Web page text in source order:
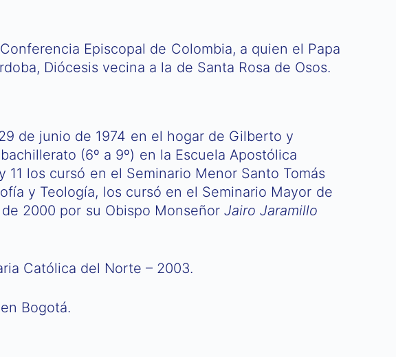
Episcopal de Colombia, a quien el Papa
Diócesis vecina a la de Santa Rosa de Osos.
de junio de 1974 en el hogar de Gilberto y
(6º a 9º) en la Escuela Apostólica
los cursó en el Seminario Menor Santo Tomás
y Teología, los cursó en el Seminario Mayor de
2000 por su Obispo MonseñorJairo Jaramillo
Católica del Norte – 2003.
Bogotá.